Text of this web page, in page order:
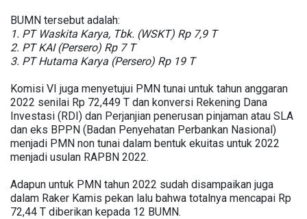
BUMN tersebut adalah:
1. PT Waskita Karya, Tbk. (WSKT) Rp 7,9 T
2. PT KAI (Persero) Rp 7 T
3. PT Hutama Karya (Persero) Rp 19 T
Komisi VI juga menyetujui PMN tunai untuk tahun anggaran
2022 senilai Rp 72,449 T dan konversi Rekening Dana
Investasi (RDI) dan Perjanjian penerusan pinjaman atau SLA
dan eks BPPN (Badan Penyehatan Perbankan Nasional)
menjadi PMN non tunai dalam bentuk ekuitas untuk 2022
menjadi usulan RAPBN 2022.
Adapun untuk PMN tahun 2022 sudah disampaikan juga
dalam Raker Kamis pekan lalu bahwa totalnya mencapai Rp
72,44 T diberikan kepada 12 BUMN.